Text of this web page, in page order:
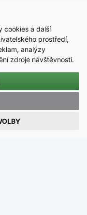
cookies a další
prostředí,
analýzy
zdroje návštěvnosti.